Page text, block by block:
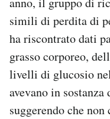
simili di perdita di
ha riscontrato dati
grasso corporeo,
livelli di glucosio
avevano in
suggerendo che